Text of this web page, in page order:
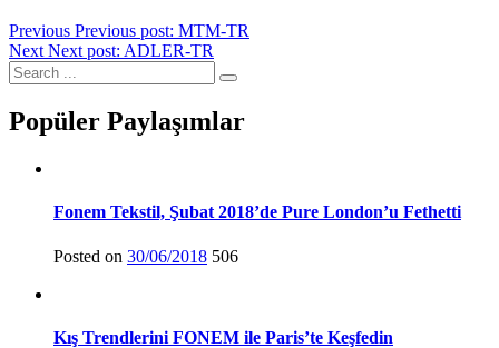
Previous Previous post: MTM-TR
Next Next post: ADLER-TR
Popüler Paylaşımlar
Fonem Tekstil, Şubat 2018’de Pure London’u Fethetti
Posted on 30/06/2018 506
Kış Trendlerini FONEM ile Paris’te Keşfedin